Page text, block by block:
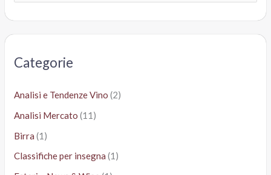
Categorie
Analisi e Tendenze Vino (2)
Analisi Mercato (11)
Birra (1)
Classifiche per insegna (1)